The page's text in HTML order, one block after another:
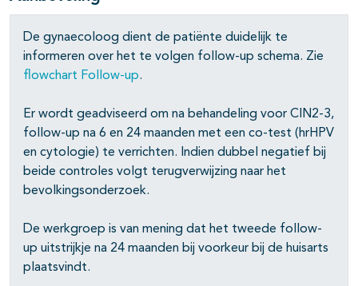
De gynaecoloog dient de patiënte duidelijk te
informeren over het te volgen follow-up schema. Zie
flowchart Follow-up.
Er wordt geadviseerd om na behandeling voor CIN2-3,
follow-up na 6 en 24 maanden met een co-test (hrHPV
en cytologie) te verrichten. Indien dubbel negatief bij
beide controles volgt terugverwijzing naar het
bevolkingsonderzoek.
De werkgroep is van mening dat het tweede follow-
up uitstrijkje na 24 maanden bij voorkeur bij de huisarts
plaatsvindt.